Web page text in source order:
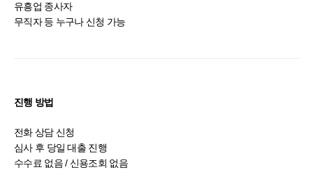
유흥업 종사자
무직자 등 누구나 신청 가능
진행 방법
전화 상담 신청
심사 후 당일 대출 진행
수수료 없음 / 신용조회 없음